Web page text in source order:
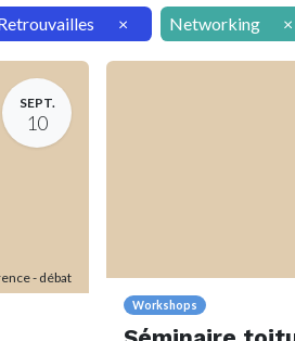
× Networking ×
SEPT.
10
- débat
Workshops